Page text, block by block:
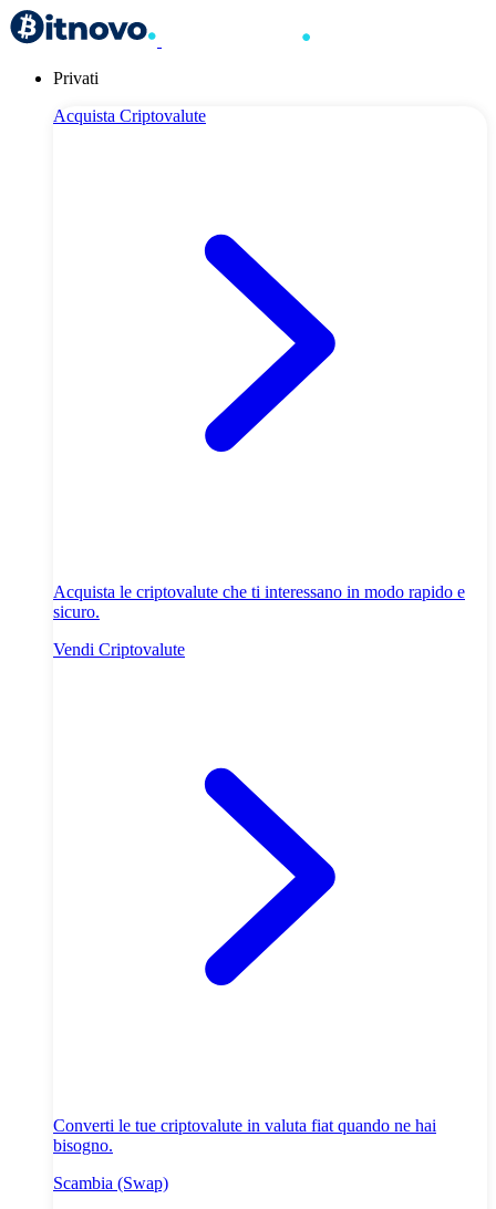
Privati
Acquista Criptovalute
Acquista le criptovalute che ti interessano in modo rapido e
sicuro.
Vendi Criptovalute
Converti le tue criptovalute in valuta fiat quando ne hai
bisogno.
Scambia (Swap)